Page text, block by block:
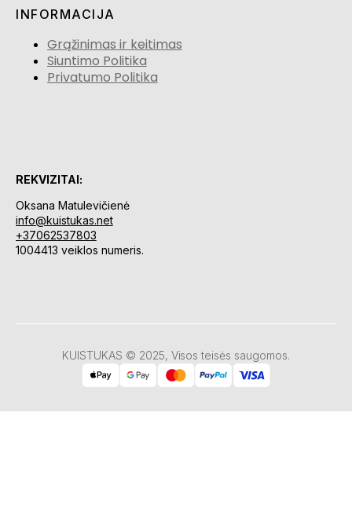
INFORMACIJA
Grąžinimas ir keitimas
Siuntimo Politika
Privatumo Politika
REKVIZITAI:
Oksana Matulevičienė
info@kuistukas.net
+37062537803
1004413 veiklos numeris.
KUISTUKAS © 2025, Visos teisės saugomos.